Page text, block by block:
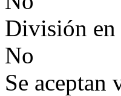
División en
No
Se aceptan